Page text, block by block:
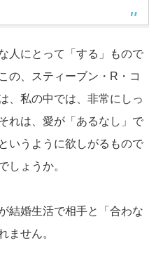
人にとって「する」もので
の、スティーブン・R・コ
、私の中では、非常にしっ
れは、愛が「あるなし」で
いうように欲しがるもので
しょうか。
結婚生活で相手と「合わな
ません。